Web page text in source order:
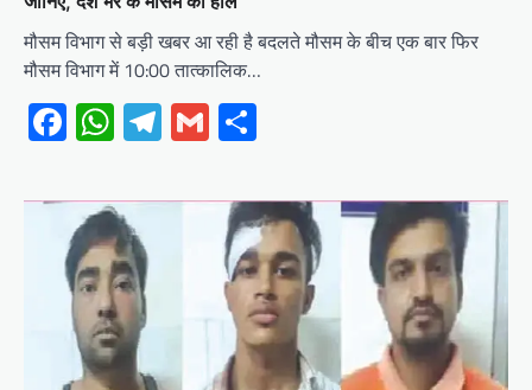
मौसम विभाग से बड़ी खबर आ रही है बदलते मौसम के बीच एक बार फिर
मौसम विभाग में 10:00 तात्कालिक…
Facebook
WhatsApp
Telegram
Gmail